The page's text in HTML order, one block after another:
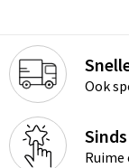
Ook
Ruime